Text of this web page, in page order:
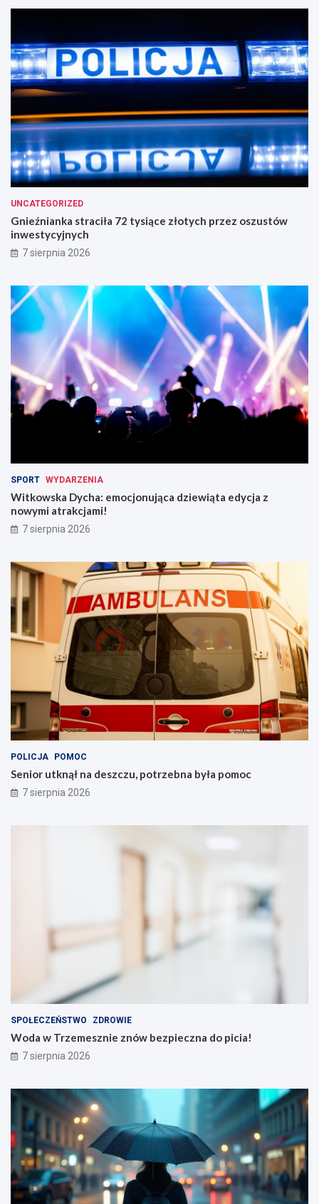
UNCATEGORIZED
Gnieźnianka straciła 72 tysiące złotych przez oszustów
inwestycyjnych
7 sierpnia 2026
SPORT WYDARZENIA
Witkowska Dycha: emocjonująca dziewiąta edycja z
nowymi atrakcjami!
7 sierpnia 2026
POLICJA POMOC
Senior utknął na deszczu, potrzebna była pomoc
7 sierpnia 2026
SPOŁECZEŃSTWO ZDROWIE
Woda w Trzemesznie znów bezpieczna do picia!
7 sierpnia 2026